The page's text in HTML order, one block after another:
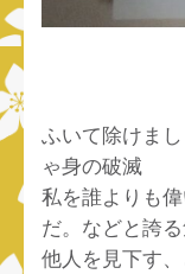
ふいて除けま
ゃ身の破滅
私を誰よりも
だ。などと誇る
他人を見下す